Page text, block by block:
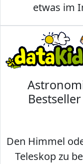
etwas im
Den Himmel
Teleskop zu